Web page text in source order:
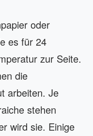
oder
es für 24
zur Seite.
die
arbeiten. Je
stehen
wird sie. Einige